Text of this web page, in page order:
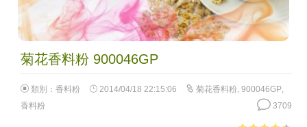
菊花香料粉 900046GP
類別： 香料粉 2014/04/18 22:15:06 菊花香料粉, 900046GP,
香料粉
3709